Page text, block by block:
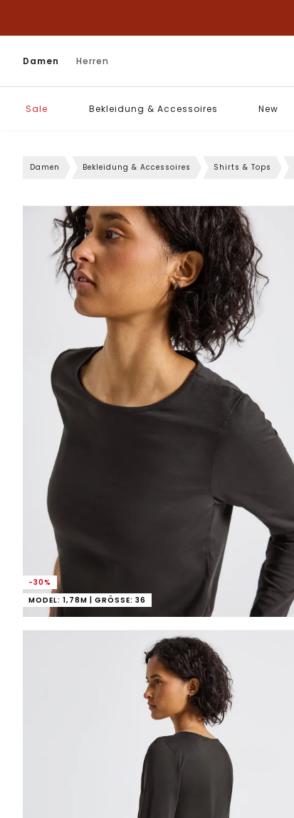
Damen Herren
Sale Bekleidung & Accessoires New
Damen Bekleidung & Accessoires Shirts & Tops
-30%
MODEL: 1,78M | GRÖSSE: 36